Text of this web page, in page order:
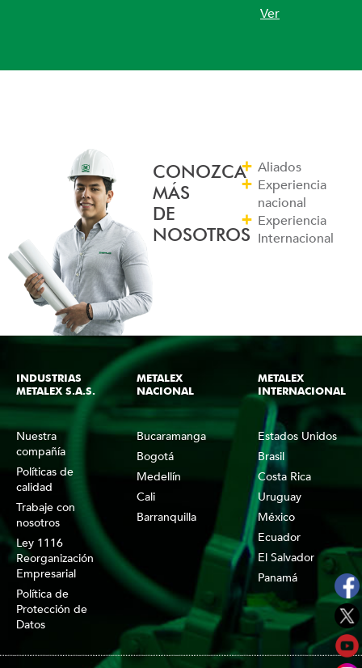
Ver
CONOZCA
MÁS
DE
NOSOTROS
Aliados
Experiencia
nacional
Experiencia
Internacional
INDUSTRIAS
METALEX S.A.S.
Nuestra
compañía
Políticas de
calidad
Trabaje con
nosotros
Ley 1116
Reorganización
Empresarial
Política de
Protección de
Datos
METALEX
NACIONAL
Bucaramanga
Bogotá
Medellín
Cali
Barranquilla
METALEX
INTERNACIONAL
Estados Unidos
Brasil
Costa Rica
Uruguay
México
Ecuador
El Salvador
Panamá